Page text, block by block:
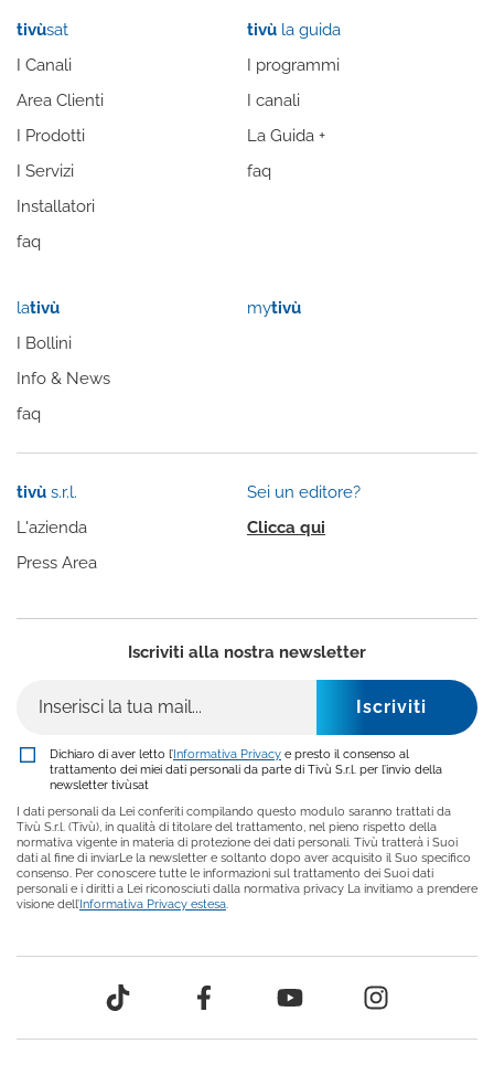
tivùsat
I Canali
Area Clienti
I Prodotti
I Servizi
Installatori
faq
tivù la guida
I programmi
I canali
La Guida +
faq
lativù
I Bollini
Info & News
faq
mytivù
tivù s.r.l.
L'azienda
Press Area
Sei un editore?
Clicca qui
Iscriviti alla nostra newsletter
Dichiaro di aver letto l’Informativa Privacy e presto il consenso al
trattamento dei miei dati personali da parte di Tivù S.r.l. per l’invio della
newsletter tivùsat
I dati personali da Lei conferiti compilando questo modulo saranno trattati da
Tivù S.r.l. (Tivù), in qualità di titolare del trattamento, nel pieno rispetto della
normativa vigente in materia di protezione dei dati personali. Tivù tratterà i Suoi
dati al fine di inviarLe la newsletter e soltanto dopo aver acquisito il Suo specifico
consenso. Per conoscere tutte le informazioni sul trattamento dei Suoi dati
personali e i diritti a Lei riconosciuti dalla normativa privacy La invitiamo a prendere
visione dell’Informativa Privacy estesa